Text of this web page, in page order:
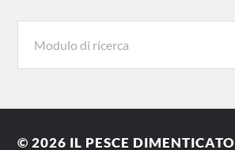
© 2026 IL PESCE DIMENTICATO